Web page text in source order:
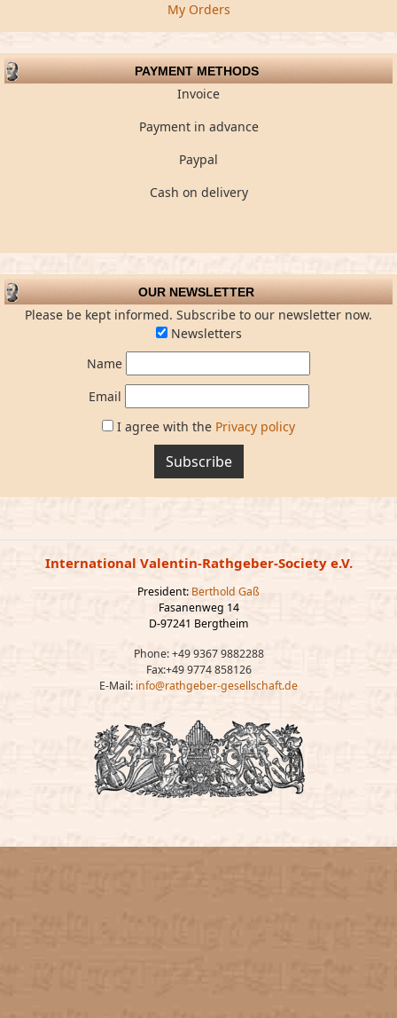
My Orders
PAYMENT METHODS
Invoice
Payment in advance
Paypal
Cash on delivery
OUR NEWSLETTER
Please be kept informed. Subscribe to our newsletter now.
Newsletters
Name
Email
I agree with the Privacy policy
Subscribe
International Valentin-Rathgeber-Society e.V.
President: Berthold Gaß
Fasanenweg 14
D-97241 Bergtheim
Phone: +49 9367 9882288
Fax:+49 9774 858126
E-Mail: info@rathgeber-gesellschaft.de